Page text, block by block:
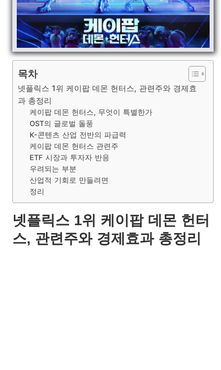
목차
넷플릭스 1위 케이팝 데몬 헌터스, 관련주와 경제효
과 총정리
케이팝 데몬 헌터스, 무엇이 특별한가
OST의 글로벌 돌풍
K-콘텐츠 산업 전반의 파급력
케이팝 데몬 헌터스 관련주
ETF 시장과 투자자 반응
우려되는 부분
산업적 기회로 만들려면
정리
넷플릭스 1위 케이팝 데몬 헌터
스, 관련주와 경제효과 총정리